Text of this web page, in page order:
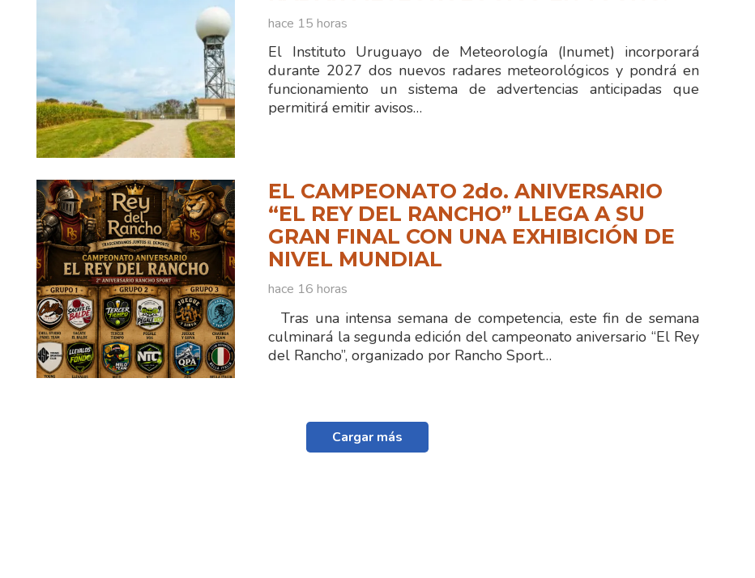
hace 15 horas
El Instituto Uruguayo de Meteorología (Inumet) incorporará
durante 2027 dos nuevos radares meteorológicos y pondrá en
funcionamiento un sistema de advertencias anticipadas que
permitirá emitir avisos…
EL CAMPEONATO 2do. ANIVERSARIO
“EL REY DEL RANCHO” LLEGA A SU
GRAN FINAL CON UNA EXHIBICIÓN DE
NIVEL MUNDIAL
hace 16 horas
Tras una intensa semana de competencia, este fin de semana
culminará la segunda edición del campeonato aniversario “El Rey
del Rancho”, organizado por Rancho Sport…
Cargar más